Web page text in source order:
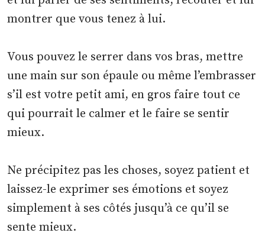
montrer que vous tenez à lui.
Vous pouvez le serrer dans vos bras, mettre
une main sur son épaule ou même l’embrasser
s’il est votre petit ami, en gros faire tout ce
qui pourrait le calmer et le faire se sentir
mieux.
Ne précipitez pas les choses, soyez patient et
laissez-le exprimer ses émotions et soyez
simplement à ses côtés jusqu’à ce qu’il se
sente mieux.